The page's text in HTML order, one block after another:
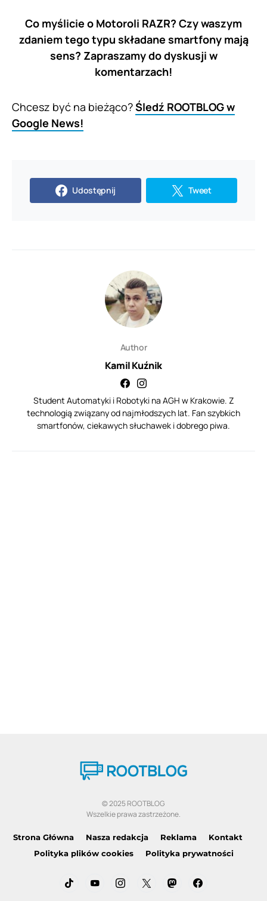
Co myślicie o Motoroli RAZR? Czy waszym
zdaniem tego typu składane smartfony mają
sens? Zapraszamy do dyskusji w
komentarzach!
Chcesz być na bieżąco?Śledź ROOTBLOG w
Google News!
Udostępnij Tweet
Author
Kamil Kuźnik
Student Automatyki i Robotyki na AGH w Krakowie. Z
technologią związany od najmłodszych lat. Fan szybkich
smartfonów, ciekawych słuchawek i dobrego piwa.
© 2025 ROOTBLOG
Wszelkie prawa zastrzeżone.
Strona Główna Nasza redakcja Reklama
Kontakt
Polityka plików cookies
Polityka prywatności